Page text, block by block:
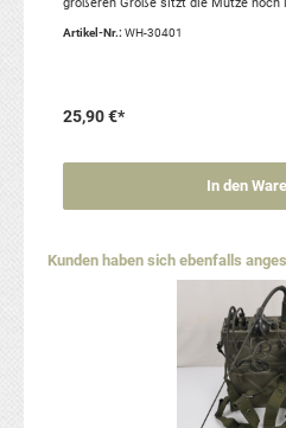
nur der Veranschaulichung.
Artikel-Nr.: WH-30401
25,90 €*
In den
Produktgalerie überspringen
Kunden haben sich ebenfalls